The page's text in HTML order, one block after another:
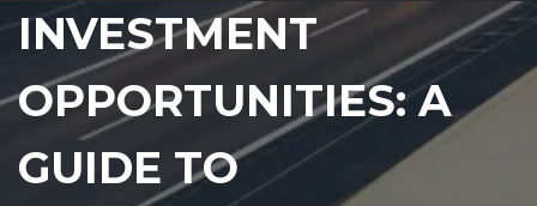
INVESTMENT
OPPORTUNITIES: A
GUIDE TO